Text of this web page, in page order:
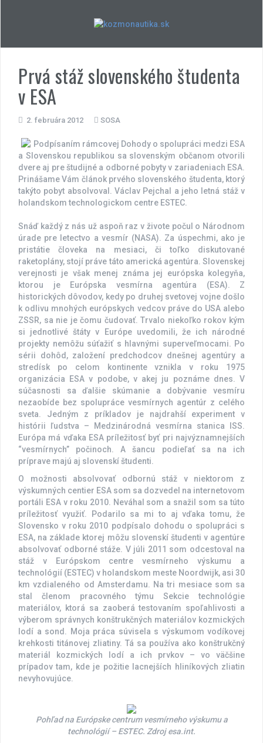
Prvá stáž slovenského študenta
v ESA
2. februára 2012 SOSA
Podpísaním rámcovej Dohody o spolupráci medzi ESA
a Slovenskou republikou sa slovenským občanom otvorili
dvere aj pre študijné a odborné pobyty v zariadeniach ESA.
Prinášame Vám článok prvého slovenského študenta, ktorý
takýto pobyt absolvoval. Václav Pejchal a jeho letná stáž v
holandskom technologickom centre ESTEC.
Snáď každý z nás už aspoň raz v živote počul o Národnom
úrade pre letectvo a vesmír (NASA). Za úspechmi, ako je
pristátie človeka na mesiaci, či toľko diskutované
raketoplány, stojí práve táto americká agentúra. Slovenskej
verejnosti je však menej známa jej európska kolegyňa,
ktorou je Európska vesmírna agentúra (ESA). Z
historických dôvodov, kedy po druhej svetovej vojne došlo
k odlivu mnohých európskych vedcov práve do USA alebo
ZSSR, sa nie je čomu čudovať. Trvalo niekoľko rokov kým
si jednotlivé štáty v Európe uvedomili, že ich národné
projekty nemôžu súťažiť s hlavnými superveľmocami. Po
sérii dohôd, založení predchodcov dnešnej agentúry a
stredísk po celom kontinente vznikla v roku 1975
organizácia ESA v podobe, v akej ju poznáme dnes. V
súčasnosti sa ďalšie skúmanie a dobývanie vesmíru
nezaobíde bez spolupráce vesmírnych agentúr z celého
sveta. Jedným z príkladov je najdrahší experiment v
histórii ľudstva – Medzinárodná vesmírna stanica ISS.
Európa má vďaka ESA príležitosť byť pri najvýznamnejších
“vesmírnych” počinoch. A šancu podieľať sa na ich
príprave majú aj slovenskí študenti.
O možnosti absolvovať odbornú stáž v niektorom z
výskumných centier ESA som sa dozvedel na internetovom
portáli ESA v roku 2010. Neváhal som a snažil som sa túto
príležitosť využiť. Podarilo sa mi to aj vďaka tomu, že
Slovensko v roku 2010 podpísalo dohodu o spolupráci s
ESA, na základe ktorej môžu slovenskí študenti v agentúre
absolvovať odborné stáže. V júli 2011 som odcestoval na
stáž v Európskom centre vesmírneho výskumu a
technológií (ESTEC) v holandskom meste Noordwijk, asi 30
km vzdialeného od Amsterdamu. Na tri mesiace som sa
stal členom pracovného týmu Sekcie technológie
materiálov, ktorá sa zaoberá testovaním spoľahlivosti a
výberom správnych konštrukčných materiálov kozmických
lodí a sond. Moja práca súvisela s výskumom vodíkovej
krehkosti titánovej zliatiny. Tá sa používa ako konštrukčný
materiál kozmických lodí a ich prvkov – vo väčšine
prípadov tam, kde je požitie lacnejších hliníkových zliatin
nevyhovujúce.
Pohľad na Európske centrum vesmírneho výskumu a
technológií – ESTEC. Zdroj esa.int.